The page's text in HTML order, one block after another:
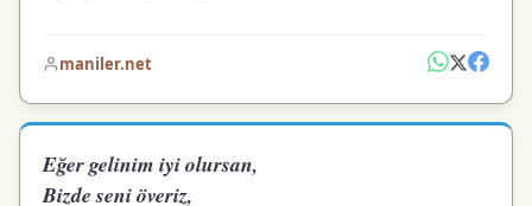
maniler.net
Eğer gelinim iyi olursan,
Bizde seni överiz,